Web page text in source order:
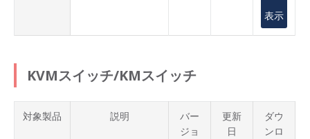
表示
KVMスイッチ/KMスイッチ
対象製品 説明
バー
ジョ
更新
日
ダウ
ンロ